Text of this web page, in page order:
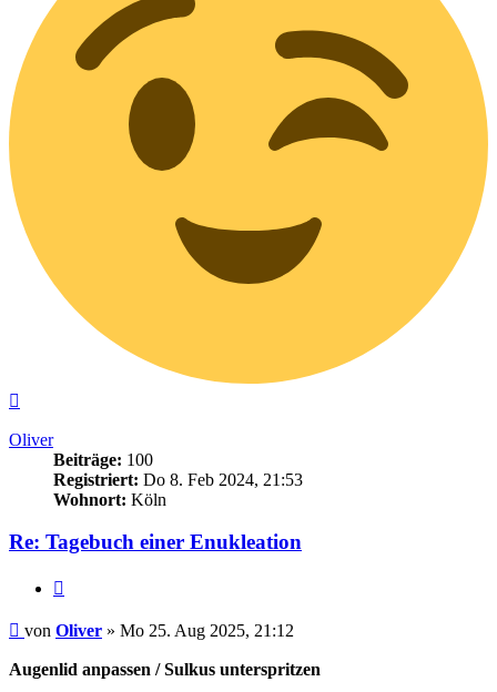
Oliver
Beiträge: 100
Registriert: Do 8. Feb 2024, 21:53
Wohnort: Köln
Re: Tagebuch einer Enukleation
Beitrag
von Oliver » Mo 25. Aug 2025, 21:12
Augenlid anpassen / Sulkus unterspritzen